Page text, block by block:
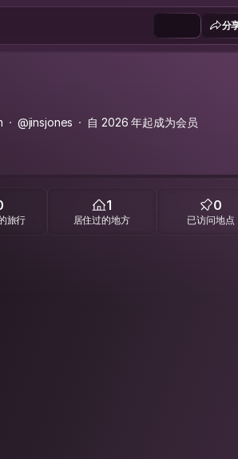
分
@jinsjones 自 2026 年起成为会员
旅行
1
居住过的地方
0
已访问地点